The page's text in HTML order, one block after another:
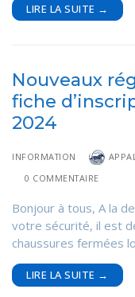
LIRE LA SUITE →
Nouveaux
fiche
2024
INFORMATION
0 COMMENTAIRE
Bonjour à tous, A la
votre sécurité, il est
chaussures fermées
LIRE LA SUITE →